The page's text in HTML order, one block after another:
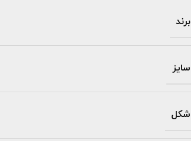
برند
سایز
شکل